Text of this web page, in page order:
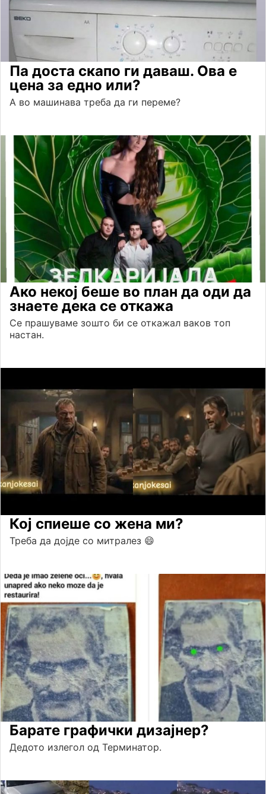
Па доста скапо ги даваш. Ова е
цена за едно или?
А во машинава треба да ги переме?
Ако некој беше во план да оди да
знаете дека се откажа
Се прашуваме зошто би се откажал ваков топ
настан.
Кој спиеше со жена ми?
Треба да дојде со митралез 😄
Барате графички дизајнер?
Дедото излегол од Терминатор.